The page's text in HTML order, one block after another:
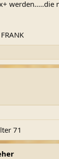
werden.....die
71